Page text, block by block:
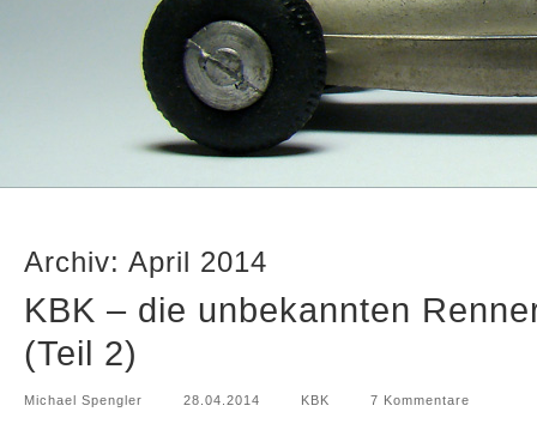
Archiv: April 2014
KBK – die unbekannten
(Teil 2)
Michael Spengler 28.04.2014 KBK 7 Kommentare